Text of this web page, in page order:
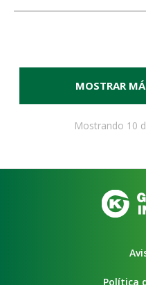
DE
TERRASSA
EN
UNA
LABORAL
MOSTRAR
Mostrando 10
Política